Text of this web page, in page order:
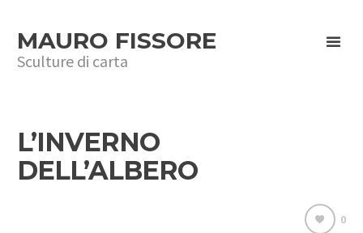
MAURO FISSORE
Sculture di carta
L’INVERNO
DELL’ALBERO
0